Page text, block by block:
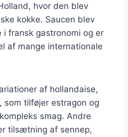
hvor den blev
kokke. Saucen blev
i fransk gastronomi og er
af mange internationale
af hollandaise,
som tilføjer estragon og
smag. Andre
tilsætning af sennep,